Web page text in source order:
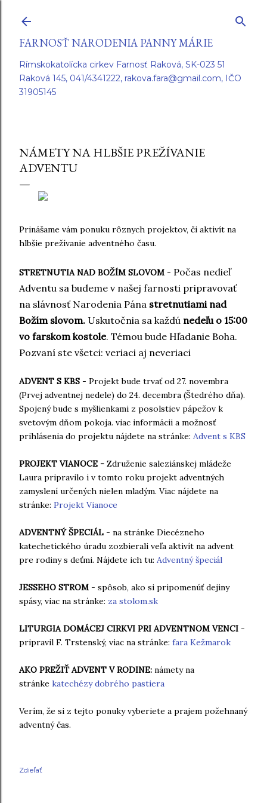
FARNOSŤ NARODENIA PANNY MÁRIE
Rímskokatolícka cirkev Farnosť Raková, SK-023 51
Raková 145, 041/4341222, rakova.fara@gmail.com, IČO
31905145
NÁMETY NA HLBŠIE PREŽÍVANIE
ADVENTU
Prinášame vám ponuku rôznych projektov, či aktivít na
hlbšie prežívanie adventného času.
STRETNUTIA NAD BOŽÍM SLOVOM - Počas nedieľ
Adventu sa budeme v našej farnosti pripravovať
na slávnosť Narodenia Pána stretnutiami nad
Božím slovom. Uskutočnia sa každú nedeľu o 15:00
vo farskom kostole. Témou bude Hľadanie Boha.
Pozvaní ste všetci: veriaci aj neveriaci
ADVENT S KBS - Projekt bude trvať od 27. novembra
(Prvej adventnej nedele) do 24. decembra (Štedrého dňa).
Spojený bude s myšlienkami z posolstiev pápežov k
svetovým dňom pokoja. viac informácii a možnosť
prihlásenia do projektu nájdete na stránke: Advent s KBS
PROJEKT VIANOCE - Združenie saleziánskej mládeže
Laura pripravilo i v tomto roku projekt adventných
zamyslení určených nielen mladým. Viac nájdete na
stránke: Projekt Vianoce
ADVENTNÝ ŠPECIÁL - na stránke Diecézneho
katechetického úradu zozbierali veľa aktivít na advent
pre rodiny s deťmi. Nájdete ich tu: Adventný špeciál
JESSEHO STROM - spôsob, ako si pripomenúť dejiny
spásy, viac na stránke: za stolom.sk
LITURGIA DOMÁCEJ CIRKVI PRI ADVENTNOM VENCI -
pripravil F. Trstenský, viac na stránke: fara Kežmarok
AKO PREŽIŤ ADVENT V RODINE: námety na
stránke katechézy dobrého pastiera
Verím, že si z tejto ponuky vyberiete a prajem požehnaný
adventný čas.
Zdieľať